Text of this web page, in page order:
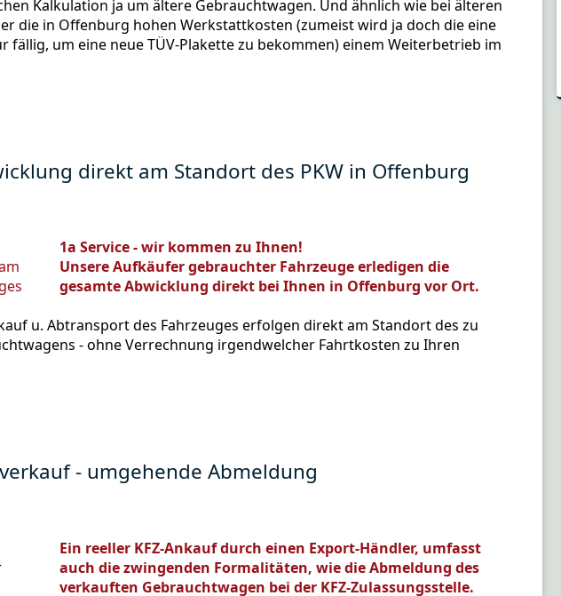
Kalkulation ja um ältere Gebrauchtwagen. Und ähnlich wie bei älteren
die in Offenburg hohen Werkstattkosten (zumeist wird ja doch die eine
fällig, um eine neue TÜV-Plakette zu bekommen) einem Weiterbetrieb im
direkt am Standort des PKW in Offenburg
1a Service - wir kommen zu Ihnen!
Unsere Aufkäufer gebrauchter Fahrzeuge erledigen die
gesamte Abwicklung direkt bei Ihnen in Offenburg vor Ort.
u. Abtransport des Fahrzeuges erfolgen direkt am Standort des zu
- ohne Verrechnung irgendwelcher Fahrtkosten zu Ihren
- umgehende Abmeldung
Ein reeller KFZ-Ankauf durch einen Export-Händler, umfasst
auch die zwingenden Formalitäten, wie die Abmeldung des
verkauften Gebrauchtwagen bei der KFZ-Zulassungsstelle.